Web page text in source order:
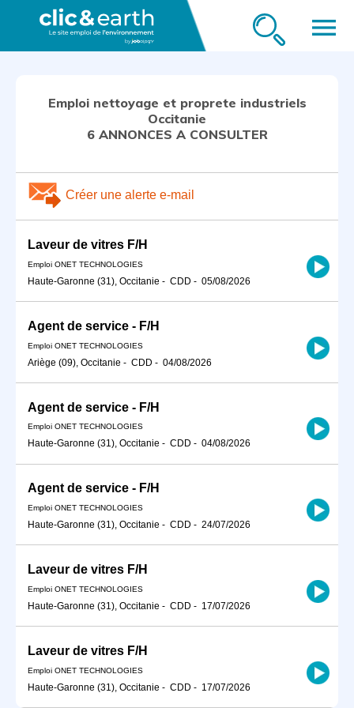
menu
Emploi nettoyage et proprete industriels
Occitanie
6 ANNONCES A CONSULTER
Créer une alerte e-mail
Laveur de vitres F/H
Emploi ONET TECHNOLOGIES
Haute-Garonne (31), Occitanie - CDD - 05/08/2026
Agent de service - F/H
Emploi ONET TECHNOLOGIES
Ariège (09), Occitanie - CDD - 04/08/2026
Agent de service - F/H
Emploi ONET TECHNOLOGIES
Haute-Garonne (31), Occitanie - CDD - 04/08/2026
Agent de service - F/H
Emploi ONET TECHNOLOGIES
Haute-Garonne (31), Occitanie - CDD - 24/07/2026
Laveur de vitres F/H
Emploi ONET TECHNOLOGIES
Haute-Garonne (31), Occitanie - CDD - 17/07/2026
Laveur de vitres F/H
Emploi ONET TECHNOLOGIES
Haute-Garonne (31), Occitanie - CDD - 17/07/2026